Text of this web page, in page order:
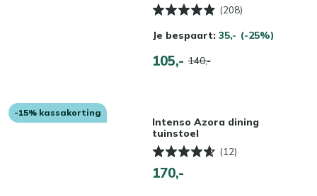
(208)
Je bespaart: 35,- (-25%)
105,- 140,-
-15% kassakorting
Intenso Azora dining
tuinstoel
(12)
170,-